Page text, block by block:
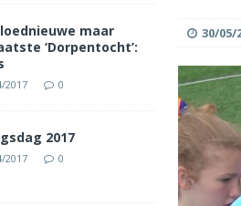
30/05/
maar
‘Dorpentocht’:
2017 0
2017
2017 0